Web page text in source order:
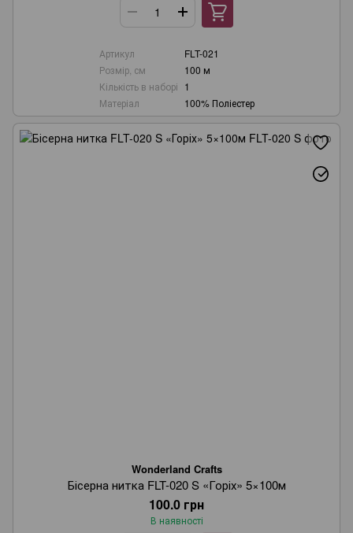
Артикул
FLT-021
Розмір, см
100 м
Кількість в наборі 1
Матеріал
100% Поліестер
Wonderland Crafts
Бісерна нитка FLT-020 S «Горіх» 5×100м
100.0 грн
В наявності